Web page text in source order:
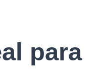
para